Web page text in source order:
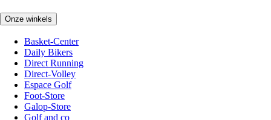
Onze winkels
Basket-Center
Daily Bikers
Direct Running
Direct-Volley
Espace Golf
Foot-Store
Galop-Store
Golf and co